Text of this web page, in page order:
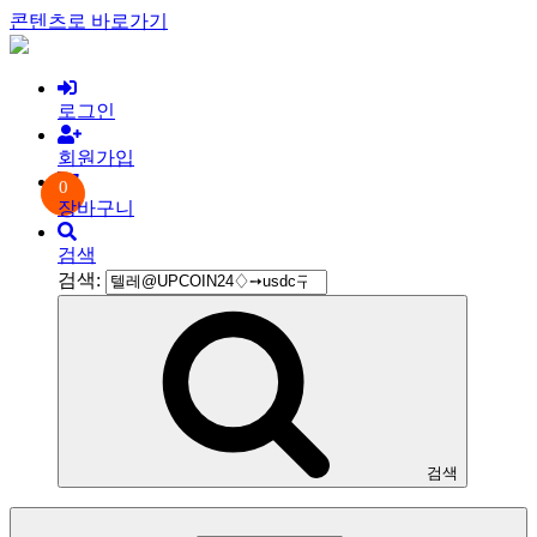
콘텐츠로 바로가기
로그인
회원가입
0
장바구니
검색
검색:
검색